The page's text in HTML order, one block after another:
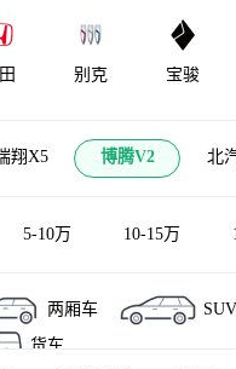
别克 宝骏
旺 北汽昌河 比速汽车
翔X5 博腾V2 北
5-10万 10-15万
两厢车 SUV
货车